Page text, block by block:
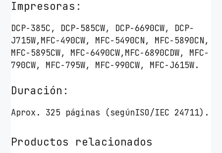
Impresoras:
DCP-385C, DCP-585CW, DCP-6690CW, DCP-
J715W,MFC-490CW, MFC-5490CN, MFC-5890CN,
MFC-5895CW, MFC-6490CW,MFC-6890CDW, MFC-
790CW, MFC-795W, MFC-990CW, MFC-J615W.
Duración:
Aprox. 325 páginas (segúnISO/IEC 24711).
Productos relacionados